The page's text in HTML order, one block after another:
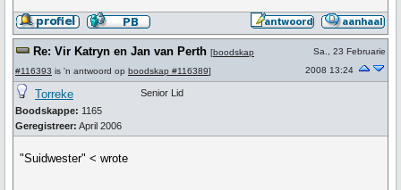
Re: Vir Katryn en Jan van Perth [boodskap
#116393 is 'n antwoord op boodskap #116389]
Sa., 23 Februarie
2008 13:24
Torreke
Boodskappe: 1165
Geregistreer: April 2006
Senior Lid
"Suidwester" < wrote